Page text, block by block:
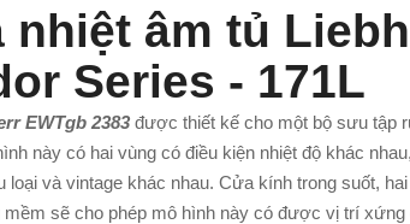
âm tủ
Series - 171L
EWTgb 2383 được thiết kế cho một bộ sưu tập
này có hai vùng có điều kiện nhiệt độ khác
loại và vintage khác nhau. Cửa kính trong suốt,
sẽ cho phép mô hình này có được vị trí xứng